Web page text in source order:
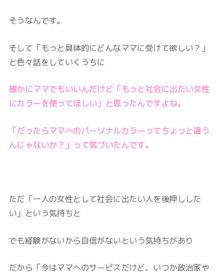
そうなんです。
そして「もっと具体的にどんなママに受けて欲しい？」
と色々話をしていくうちに
確かにママでもいいんだけど「もっと社会に出たい女性
にカラーを使ってほしい」と思ったんですよね。
「だったらママへのパーソナルカラーってちょっと違う
んじゃないか？」って気づいたんです。
ただ「一人の女性として社会に出たい人を後押しした
い」という気持ちと
でも経験がないから自信がないという気持ちがあり
だから「今はママへのサービスだけど、いつか政治家や